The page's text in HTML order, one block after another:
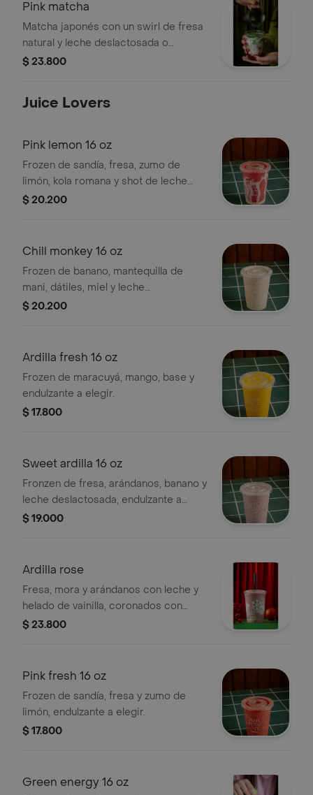
Pink matcha
Matcha japonés con un swirl de fresa
natural y leche deslactosada o
almendras. suave, rosado y con ese
$ 23.800
Juice Lovers
Pink lemon 16 oz
Frozen de sandía, fresa, zumo de
limón, kola romana y shot de leche
condensada, endulzante a elegir.
$ 20.200
Chill monkey 16 oz
Frozen de banano, mantequilla de
mani, dátiles, miel y leche
deslactosada, endulzante a elegir.
$ 20.200
Ardilla fresh 16 oz
Frozen de maracuyá, mango, base y
endulzante a elegir.
$ 17.800
Sweet ardilla 16 oz
Fronzen de fresa, arándanos, banano y
leche deslactosada, endulzante a
elegir.
$ 19.000
Ardilla rose
Fresa, mora y arándanos con leche y
helado de vainilla, coronados con
yogurt griego.
$ 23.800
Pink fresh 16 oz
Frozen de sandía, fresa y zumo de
limón, endulzante a elegir.
$ 17.800
Green energy 16 oz